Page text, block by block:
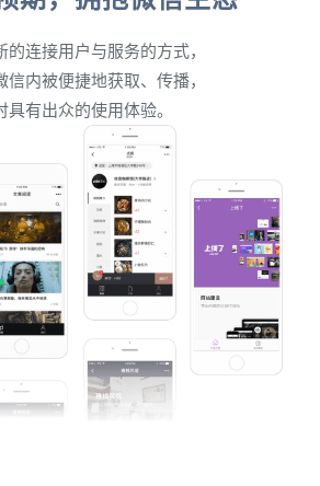
的连接用户与服务的方式，
信内被便捷地获取、传播，
具有出众的使用体验。